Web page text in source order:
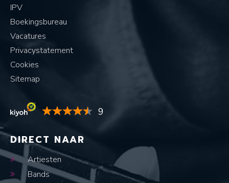
IPV
Boekingsbureau
Vacatures
Privacystatement
Cookies
Sitemap
9
DIRECT NAAR
Artiesten
Bands